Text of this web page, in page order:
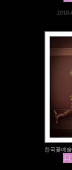
2018-
한국꽃예